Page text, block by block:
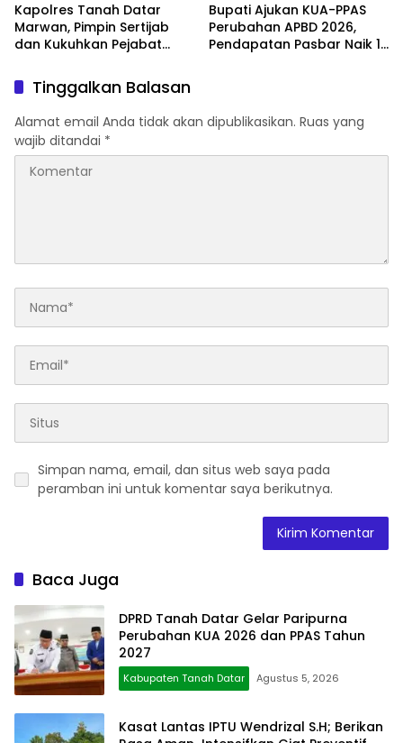
Kapolres Tanah Datar
Marwan, Pimpin Sertijab
dan Kukuhkan Pejabat
Bupati Ajukan KUA-PPAS
Perubahan APBD 2026,
Pendapatan Pasbar Naik 15
Tinggalkan Balasan
Alamat email Anda tidak akan dipublikasikan. Ruas yang
wajib ditandai *
Simpan nama, email, dan situs web saya pada
peramban ini untuk komentar saya berikutnya.
Baca Juga
DPRD Tanah Datar Gelar Paripurna
Perubahan KUA 2026 dan PPAS Tahun
2027
Kabupaten Tanah Datar Agustus 5, 2026
Kasat Lantas IPTU Wendrizal S.H; Berikan